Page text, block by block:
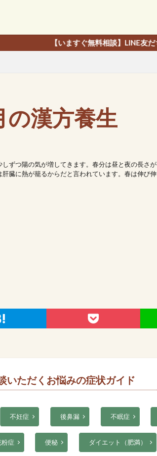
ますぐ無料相談】LINE友だち追加で、カンタ
の漢方養生
ずつ陽の気が増してきます。春分は昼と夜の長さ
臓に熱が籠るからだと言われています。春は伸び
いただくお悩みの症状ガイド
不妊症 後鼻漏 不眠症
症 便秘 ダイエット（肥満）